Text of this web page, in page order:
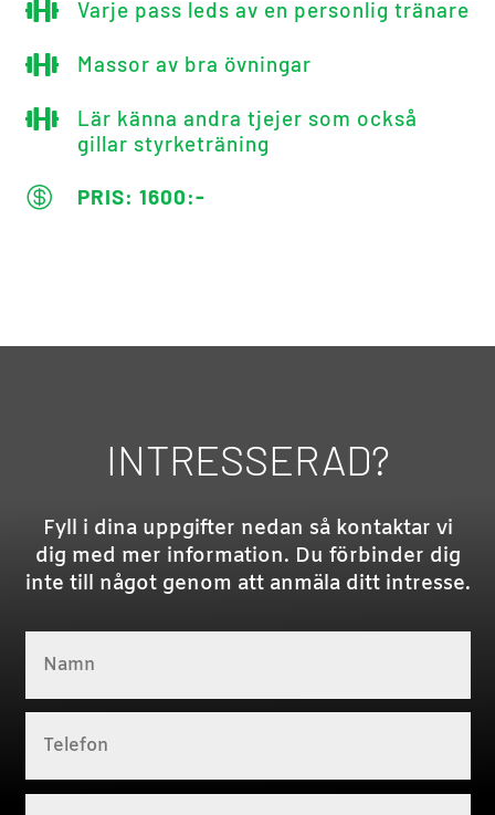
 Varje pass leds av en personlig tränare
 Massor av bra övningar

Lär känna andra tjejer som också
gillar styrketräning
 PRIS: 1600:-
INTRESSERAD?
Fyll i dina uppgifter nedan så kontaktar vi
dig med mer information. Du förbinder dig
inte till något genom att anmäla ditt intresse.